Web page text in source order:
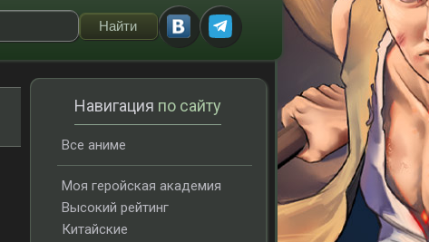
Навигация по сайту
Все аниме
Моя геройская академия
Высокий рейтинг
Китайские